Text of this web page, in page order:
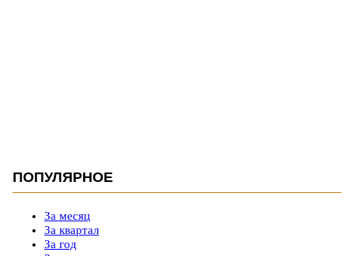
ПОПУЛЯРНОЕ
За месяц
За квартал
За год